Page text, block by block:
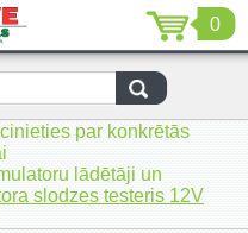
0
par konkrētās
lādētāji un
slodzes testeris 12V